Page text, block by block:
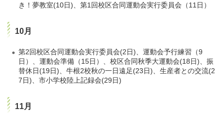
き！夢教室(10日)、第1回校区合同運動会実行委員会（11日）
10月
第2回校区合同運動会実行委員会(2日)、運動会予行練習（9
日）、運動会準備（15日）、校区合同秋季大運動会(18日)、振
替休日(19日)、牛根2校秋の一日遠足(23日)、生産者との交流(2
7日)、市小学校陸上記録会(29日)
11月